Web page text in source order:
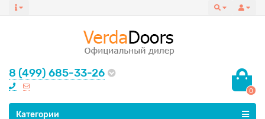
8 (499) 685-33-26
0
Все категории
Категории